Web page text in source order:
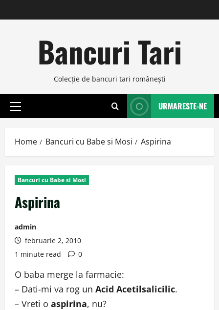
to
Bancuri Tari
Colecţie de bancuri tari româneşti
Primary
URMARESTE-NE
Home Bancuri cu Babe si Mosi Aspirina
Bancuri cu Babe si Mosi
Aspirina
admin
februarie 2, 2010
1 minute read
0
O baba merge la farmacie:
– Dati-mi va rog un Acid Acetilsalicilic.
– Vreti o aspirina, nu?